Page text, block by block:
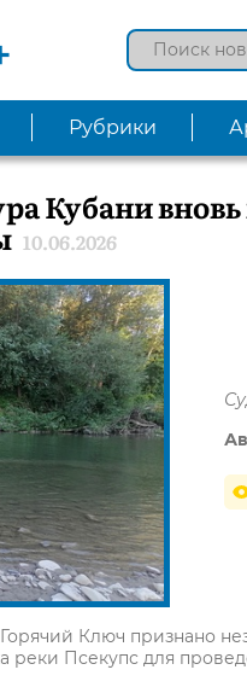
Рубрики
Кубани
10.06.2026
Горячий Ключ признано
реки Псекупс для